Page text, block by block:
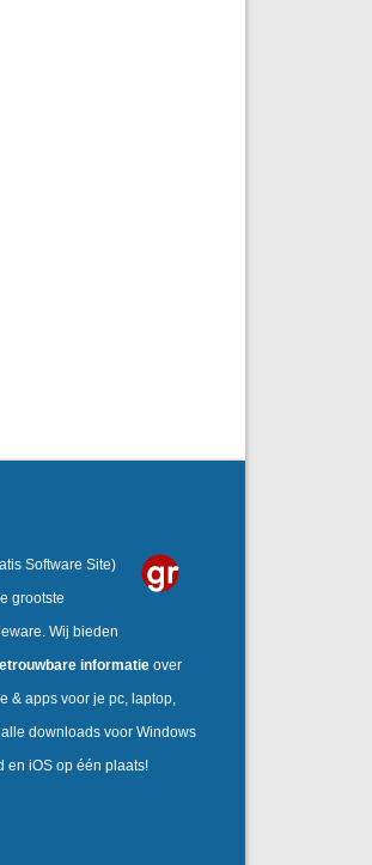
Software Site)
grootste
Wij bieden
informatie over
& apps voor je pc, laptop,
downloads voor Windows
en iOS op één plaats!